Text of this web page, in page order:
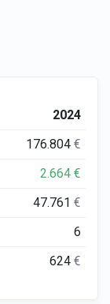
2024
176.804€
2.664€
47.761€
6
624€